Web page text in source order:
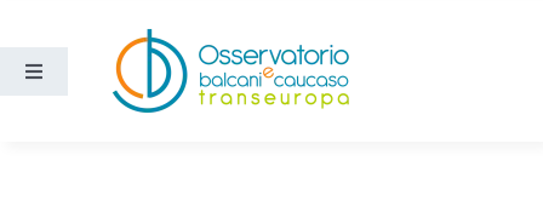
contenuto
Toggle